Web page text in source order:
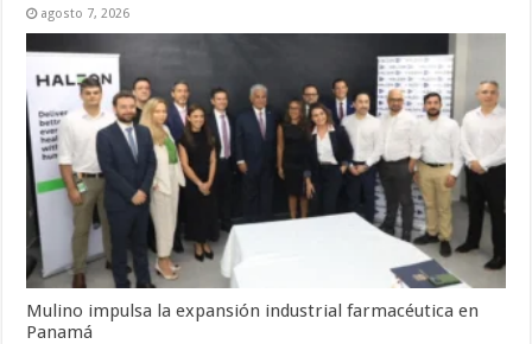
agosto 7, 2026
Mulino impulsa la expansión industrial farmacéutica en
Panamá